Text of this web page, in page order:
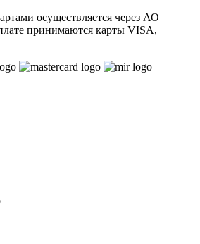
осуществляется через АО
принимаются карты VISA,